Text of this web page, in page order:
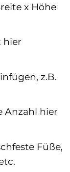
x Höhe
hier
z.B.
Anzahl hier
Füße,